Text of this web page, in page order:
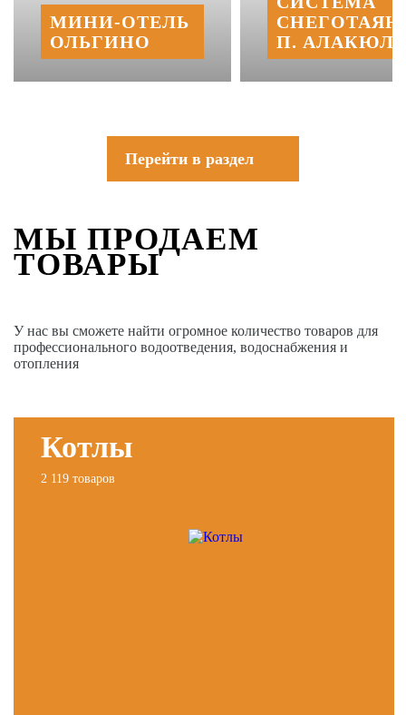
МИНИ‑‏ОТЕЛЬ
ОЛЬГИНО
П.
Перейти в раздел
МЫ ПРОДАЕМ
ТОВАРЫ
У нас вы сможете найти огромное количество товаров для
профессионального водоотведения, водоснабжения и
отопления
Котлы
2 119 товаров